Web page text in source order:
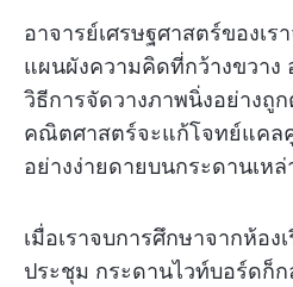
อาจารย์เศรษฐศาสตร์ของเร
แผนผังความคิดที่กว้างขวาง
วิธีการจัดวางภาพนิ่งอย่างถู
คณิตศาสตร์จะแก้โจทย์แคล
อย่างง่ายดายบนกระดานเห
เมื่อเราจบการศึกษาจากห้อง
ประชุม กระดานไวท์บอร์ดก็